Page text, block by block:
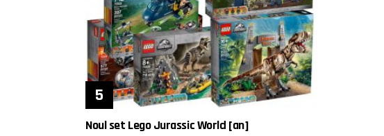
Noul set Lego Jurassic World [an]